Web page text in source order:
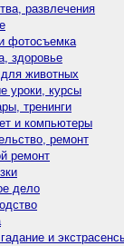
развлечения
фотосъемка
здоровье
животных
уроки, курсы
тренинги
и компьютеры
ремонт
ремонт
дело
и